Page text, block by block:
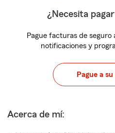
¿Necesita
Pague facturas de
notificaciones y
Pague a
Acerca de mí: